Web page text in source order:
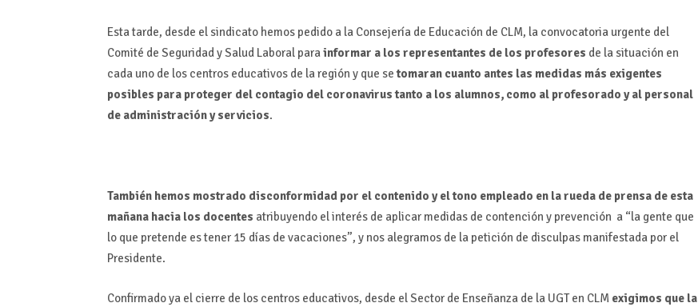
Esta tarde, desde el sindicato hemos pedido a la Consejería de Educación de CLM, la convocatoria urgente del
Comité de Seguridad y Salud Laboral parainformar a los representantes de los profesores de la situación en
cada uno de los centros educativos de la región y que setomaran cuanto antes las medidas más exigentes
posibles para proteger del contagio del coronavirus tanto a los alumnos, como al profesorado y al personal
de administración y servicios.
También hemos mostrado disconformidad por el contenido y el tono empleado en la rueda de prensa de esta
mañana hacia los docentes atribuyendo el interés de aplicar medidas de contención y prevención a “la gente que
lo que pretende es tener 15 días de vacaciones”, y nos alegramos de la petición de disculpas manifestada por el
Presidente.
Confirmado ya el cierre de los centros educativos, desde el Sector de Enseñanza de la UGT en CLM exigimos que la